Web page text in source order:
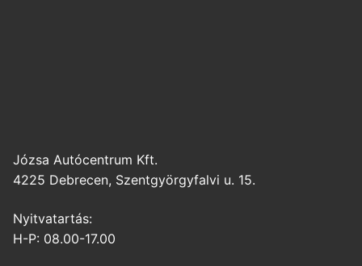
Józsa Autócentrum Kft.
4225 Debrecen, Szentgyörgyfalvi u. 15.
Nyitvatartás:
H-P: 08.00-17.00